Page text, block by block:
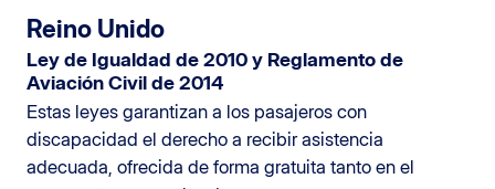
Reino Unido
Ley de Igualdad de 2010 y Reglamento de
Aviación Civil de 2014
Estas leyes garantizan a los pasajeros con
discapacidad el derecho a recibir asistencia
adecuada, ofrecida de forma gratuita tanto en el